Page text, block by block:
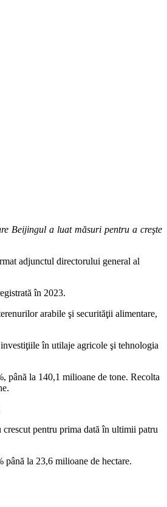
Beijingul a luat măsuri pentru a creşte
adjunctul directorului general al
în 2023.
arabile şi securităţii alimentare,
în utilaje agricole şi tehnologia
până la 140,1 milioane de tone. Recolta
crescut pentru prima dată în ultimii patru
până la 23,6 milioane de hectare.